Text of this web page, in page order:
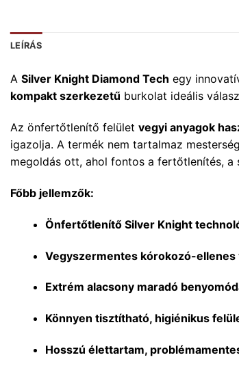
LEÍRÁS
A Silver Knight Diamond Tech egy
kompakt szerkezetű burkolat ideális
Az önfertőtlenítő felület vegyi anyagok
igazolja. A termék nem tartalmaz
megoldás ott, ahol fontos a fertőtlenítés, a
Főbb jellemzők:
Önfertőtlenítő Silver Knight
Vegyszermentes kórokozó-ellenes
Extrém alacsony maradó
Könnyen tisztítható, higiénikus
Hosszú élettartam,